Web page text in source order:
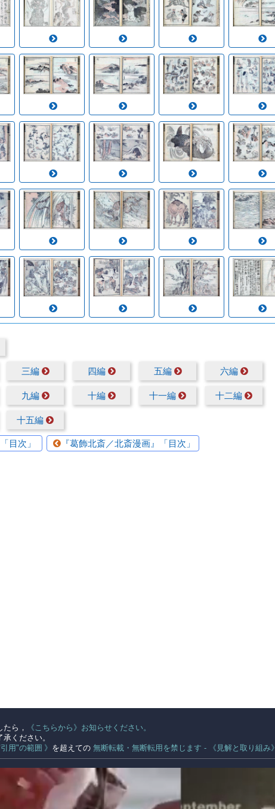
三編 四編 五編 六編
九編 十編 十一編 十二編
十五編
目次」 『葛飾北斎／北斎漫画』「目次」
ら，
《こちらから》お知らせください。
ください。
用"の範囲 》 を超えての 無断転載・無断転用を禁じます - 《見解と取り組み》